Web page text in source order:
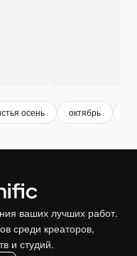
осень октябрь
ваших лучших работ.
среди креаторов,
и студий.